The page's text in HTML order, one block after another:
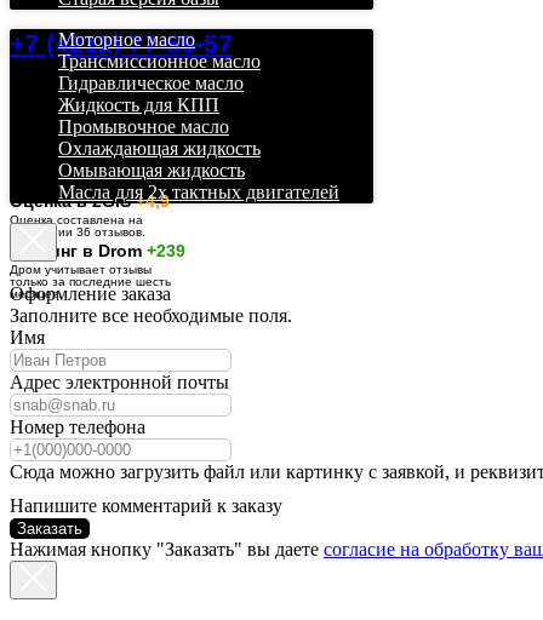
+7 (4212) 77-55-57
Оценка в 2GIS+4,9
Оценка составлена на
основании 36 отзывов.
Рейтинг в Drom +239
Дром учитывает отзывы
только за последние шесть
месяцев.
Моторное масло
Трансмиссионное масло
Гидравлическое масло
Жидкость для КПП
Промывочное масло
Охлаждающая жидкость
Омывающая жидкость
Масла для 2х тактных двигателей
Оформление заказа
Заполните все необходимые поля.
Имя
Адрес электронной почты
Номер телефона
Сюда можно загрузить файл или картинку с заявкой, и
Напишите комментарий к заказу
Заказать
Нажимая кнопку "Заказать" вы даете согласие на обработку